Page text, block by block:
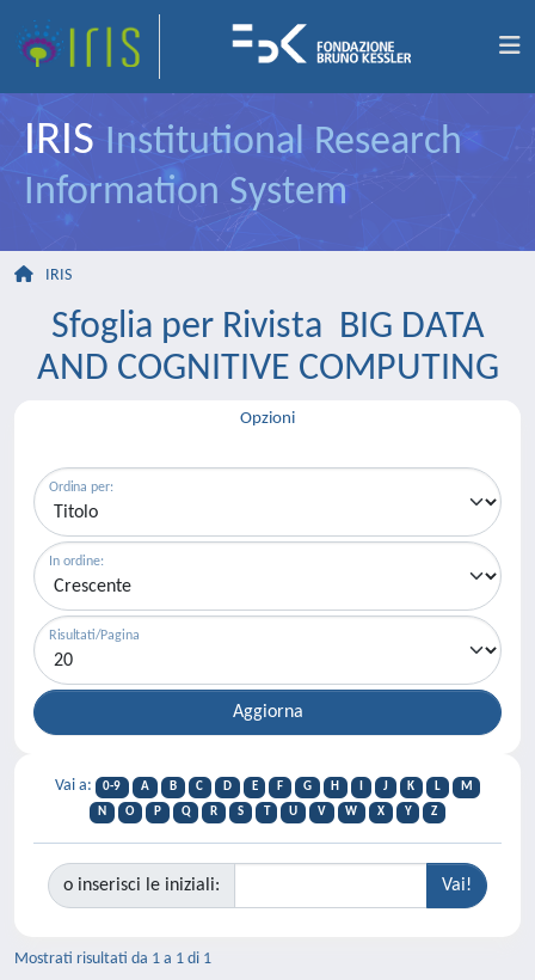
IRIS Institutional Research
Information System
IRIS
Sfoglia per Rivista BIG DATA
AND COGNITIVE COMPUTING
Opzioni
Ordina per:
In ordine:
Risultati/Pagina
Vai a: 0-9 A B C D E F G H J K L
M
N
O P Q R S T U V W X Y Z
o inserisci le iniziali:
Mostrati risultati da 1 a 1 di 1